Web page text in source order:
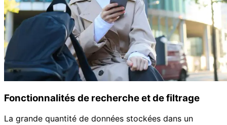
Fonctionnalités de recherche et de filtrage
La grande quantité de données stockées dans un